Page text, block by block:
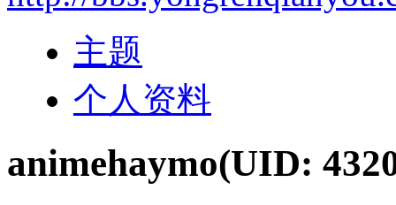
主题
个人资料
animehaymo(UID: